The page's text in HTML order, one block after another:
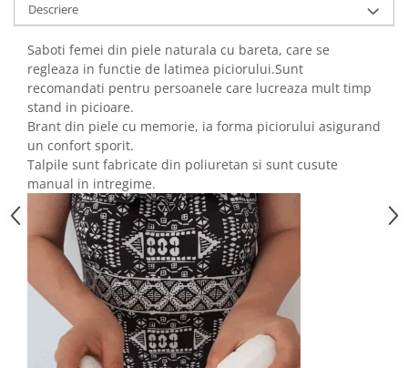
Descriere
Saboti femei din piele naturala cu bareta, care se
regleaza in functie de latimea piciorului.Sunt
recomandati pentru persoanele care lucreaza mult timp
stand in picioare.
Brant din piele cu memorie, ia forma piciorului asigurand
un confort sporit.
Talpile sunt fabricate din poliuretan si sunt cusute
manual in intregime.